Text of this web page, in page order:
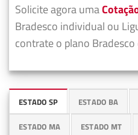
Solicite agora uma
Bradesco individual ou
contrate o plano
ESTADO SP ESTADO BA
ESTADO MA ESTADO MT